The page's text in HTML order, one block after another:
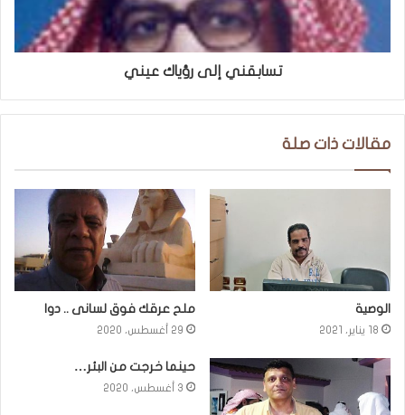
تسابقني إلى رؤياك عيني
مقالات ذات صلة
الوصية
18 يناير، 2021
ملح عرقك فوق لسانى .. دوا
29 أغسطس، 2020
حينما خرجت من البئر…
3 أغسطس، 2020